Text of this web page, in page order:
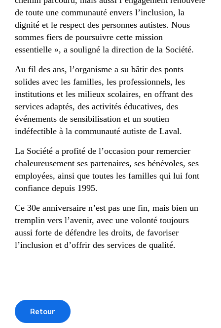
de toute une communauté envers l’inclusion, la
dignité et le respect des personnes autistes. Nous
sommes fiers de poursuivre cette mission
essentielle », a souligné la direction de la Société.
Au fil des ans, l’organisme a su bâtir des ponts
solides avec les familles, les professionnels, les
institutions et les milieux scolaires, en offrant des
services adaptés, des activités éducatives, des
événements de sensibilisation et un soutien
indéfectible à la communauté autiste de Laval.
La Société a profité de l’occasion pour remercier
chaleureusement ses partenaires, ses bénévoles, ses
employées, ainsi que toutes les familles qui lui font
confiance depuis 1995.
Ce 30e anniversaire n’est pas une fin, mais bien un
tremplin vers l’avenir, avec une volonté toujours
aussi forte de défendre les droits, de favoriser
l’inclusion et d’offrir des services de qualité.
Retour